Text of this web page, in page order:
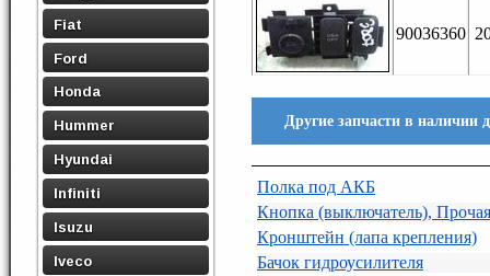
Fiat
Ford
Honda
Hummer
Hyundai
Infiniti
Isuzu
Iveco
90036360
Другие запчасти в наличии
Полка под АКБ
Кнопка (выключатель), Прочая
Кронштейн (лапа крепления)
Бачок гидроусилителя